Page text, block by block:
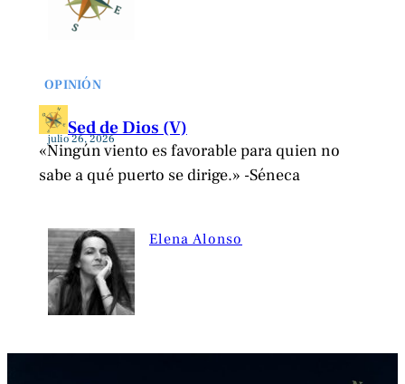
OPINIÓN
Sed de Dios (V)
julio 26, 2026
«Ningún viento es favorable para quien no
sabe a qué puerto se dirige.» -Séneca
Elena Alonso